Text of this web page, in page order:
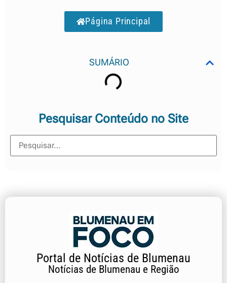
Página Principal
SUMÁRIO
Pesquisar Conteúdo no Site
Portal de Notícias de Blumenau
Notícias de Blumenau e Região